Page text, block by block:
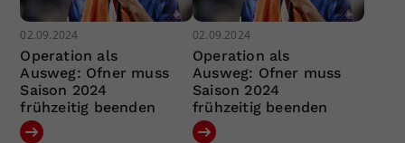
02.09.2024
Operation als
Ausweg: Ofner muss
Saison 2024
frühzeitig beenden
02.09.2024
Operation als
Ausweg: Ofner muss
Saison 2024
frühzeitig beenden